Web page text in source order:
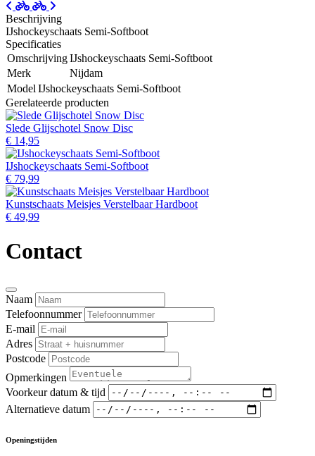
Beschrijving
IJshockeyschaats Semi-Softboot
Specificaties
OmschrijvingIJshockeyschaats Semi-Softboot
Merk
Nijdam
Model IJshockeyschaats Semi-Softboot
Gerelateerde producten
Slede Glijschotel Snow Disc
€ 14,95
IJshockeyschaats Semi-Softboot
€ 79,99
Kunstschaats Meisjes Verstelbaar Hardboot
€ 49,99
Contact
Naam
Telefoonnummer
E-mail
Adres
Postcode
Opmerkingen
Voorkeur datum & tijd
Alternatieve datum
Openingstijden